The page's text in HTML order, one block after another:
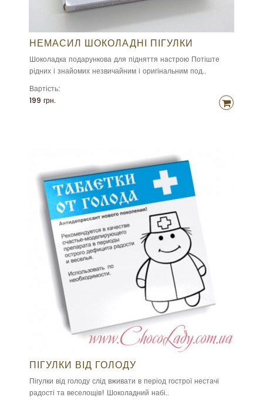
НЕМАСИЛ ШОКОЛАДНІ ПІГУЛКИ
Шоколадка подарункова для підняття настрою Потіште
рідних і знайомих незвичайним і оригінальним под..
Вартість:
199 грн.
ПІГУЛКИ ВІД ГОЛОДУ
Пігулки від голоду слід вживати в період гострої нестачі
радості та веселощів! Шоколадний набі..